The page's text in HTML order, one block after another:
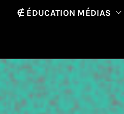
∉ ÉDUCATION MÉDIAS